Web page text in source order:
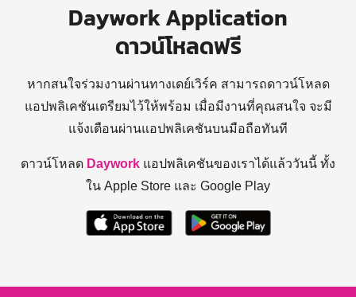
Daywork Application
ดาวน์โหลดฟรี
หากสนใจร่วมงานผ่านทางเดย์เวิร์ค สามารถดาวน์โหลด
แอปพลิเคชันเตรียมไว้ให้พร้อม เมื่อมีงานที่คุณสนใจ จะมี
แจ้งเตือนผ่านแอปพลิเคชันบนมือถือทันที
ดาวน์โหลด Daywork แอปพลิเคชันของเราได้แล้ววันนี้ ทั้ง
ใน Apple Store และ Google Play